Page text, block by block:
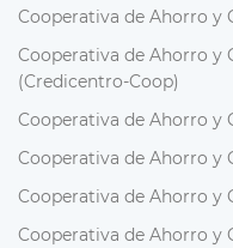
Cooperativa de Ahorro y
Cooperativa de Ahorro y
(Credicentro-Coop)
Cooperativa de Ahorro y
Cooperativa de Ahorro y
Cooperativa de Ahorro y
Cooperativa de Ahorro y